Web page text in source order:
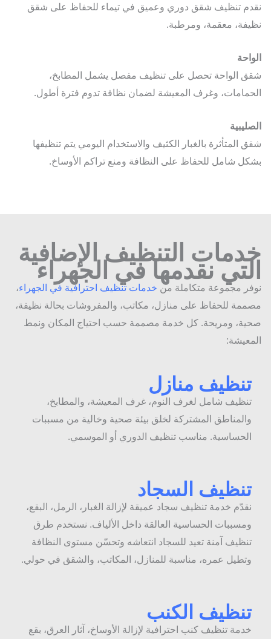
تنظيف شقق دوري وعميق في تيماء للحفاظ على شقق
معقمة، ومرطبة.
الواحة تحصل على تنظيف مفصل يشمل المطابخ،
وغرف المعيشة لضمان نظافة تدوم فترة أطول.
المتأثرة بالغبار الكثيف والاستخدام اليومي يتم تنظيفها
شامل للحفاظ على النظافة ومنع تراكم الأوساخ.
التنظيف الإضافية
نقدمها في الجهراء
مجموعة متكاملة منخدمات تنظيف احترافية في الجهراء،
للحفاظ على منازل، مكاتب، والمفروشات بحالة نظيفة،
ومريحة. كل خدمة مصممة حسب احتياج المكان ونمط
تنظيف منازل
تنظيف شامل لغرف النوم، غرف المعيشة، والمطابخ،
والمناطق المشتركة لخلق بيئة صحية وخالية من مسببات
الحساسية. مناسب تنظيف الدوري أو الموسمي.
تنظيف السجاد
نقدّم خدمة تنظيف سجاد عميقة لإزالة الغبار، الرمل، البقع،
ومسببات الحساسية العالقة داخل الألياف. نستخدم طرق
تنظيف آمنة تعيد للسجاد انتعاشه وتحسّن مستوى النظافة
وتطيل عمره، مناسبة للمنازل، المكاتب، والشقق في حولي.
تنظيف الكنب
خدمة تنظيف كنب احترافية لإزالة الأوساخ، آثار العرق، بقع